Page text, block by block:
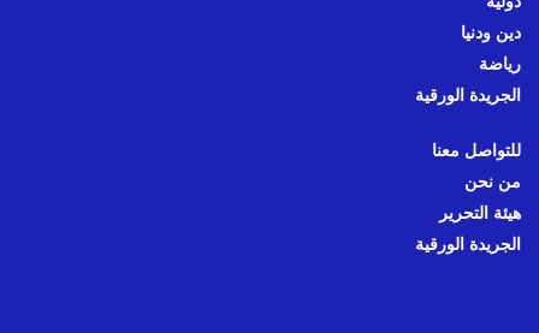
دين ودنيا
رياضة
الجريدة الورقية
للتواصل معنا
من نحن
هيئة التحرير
الجريدة الورقية